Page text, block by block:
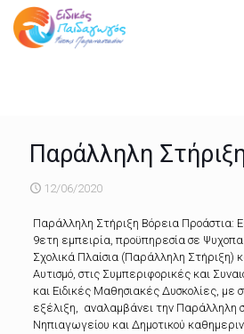
Παράλληλη
12/06/2020
Παράλληλη Στήριξη Βόρεια Προάστια:
9ετη εμπειρία, προϋπηρεσία σε
Σχολικά Πλαίσια (Παράλληλη Στήριξη)
Αυτισμό, στις Συμπεριφορικές και
και Ειδικές Μαθησιακές Δυσκολίες, με
εξέλιξη, αναλαμβάνει την Παράλληλη
Νηπιαγωγείου και Δημοτικού